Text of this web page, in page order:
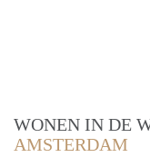
WONEN IN DE
AMSTERDAM